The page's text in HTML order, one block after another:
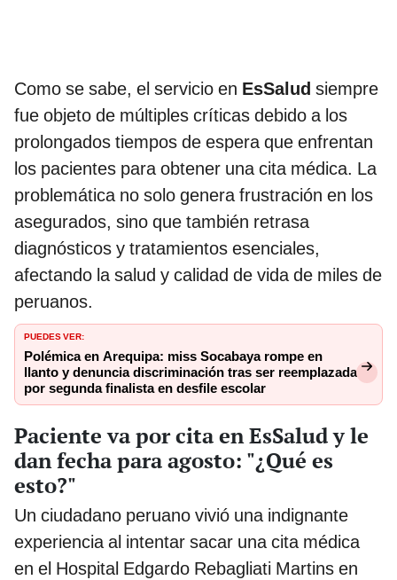
Como se sabe, el servicio en EsSalud siempre
fue objeto de múltiples críticas debido a los
prolongados tiempos de espera que enfrentan
los pacientes para obtener una cita médica. La
problemática no solo genera frustración en los
asegurados, sino que también retrasa
diagnósticos y tratamientos esenciales,
afectando la salud y calidad de vida de miles de
peruanos.
PUEDES VER:
Polémica en Arequipa: miss Socabaya rompe en
llanto y denuncia discriminación tras ser reemplazada
por segunda finalista en desfile escolar
Paciente va por cita en EsSalud y le
dan fecha para agosto: "¿Qué es
esto?"
Un ciudadano peruano vivió una indignante
experiencia al intentar sacar una cita médica
en el Hospital Edgardo Rebagliati Martins en